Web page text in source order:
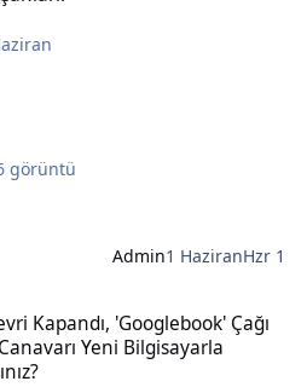
görüntü
Admin1 HaziranHzr 1
Kapandı, 'Googlebook' Çağı
Yeni Bilgisayarla